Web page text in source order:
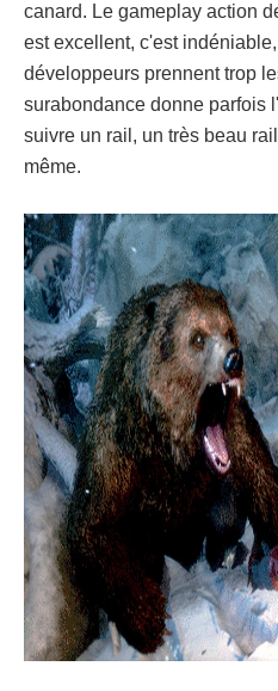
canard. Le gameplay action
est excellent, c'est
développeurs prennent trop
surabondance donne parfois
suivre un rail, un très beau
même.